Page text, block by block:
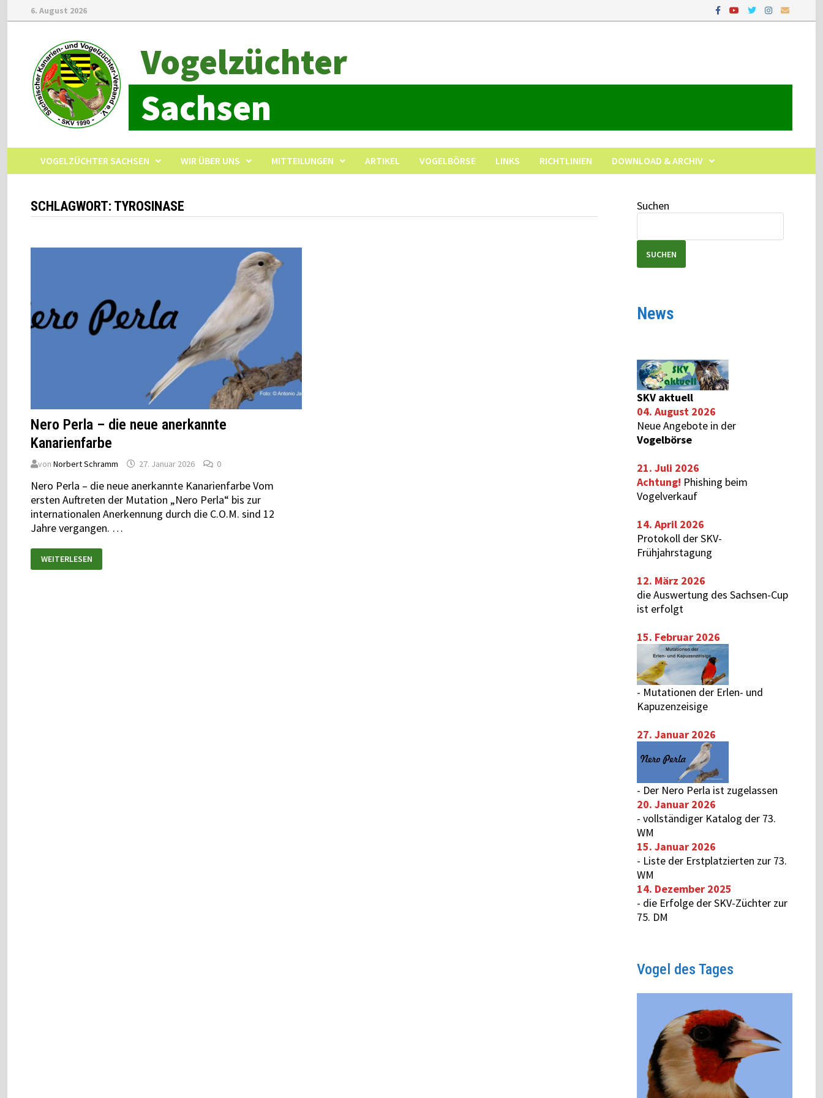
6. August 2026
Vogelzüchter
Sachsen
VOGELZÜCHTER SACHSEN WIR ÜBER UNS MITTEILUNGEN ARTIKEL VOGELBÖRSE LINKS RICHTLINIEN DOWNLOAD & ARCHIV
SCHLAGWORT: TYROSINASE
Nero Perla – die neue anerkannte
Kanarienfarbe
von Norbert Schramm 27. Januar 2026 0
Nero Perla – die neue anerkannte Kanarienfarbe Vom
ersten Auftreten der Mutation „Nero Perla“ bis zur
internationalen Anerkennung durch die C.O.M. sind 12
Jahre vergangen. …
WEITERLESEN
Suchen
SUCHEN
News
SKV aktuell
04. August 2026
Neue Angebote in der
Vogelbörse
21. Juli 2026
Achtung! Phishing beim
Vogelverkauf
14. April 2026
Protokoll der SKV-
Frühjahrstagung
12. März 2026
die Auswertung desSachsen-Cup
ist erfolgt
15. Februar 2026
- Mutationen der Erlen- und
Kapuzenzeisige
27. Januar 2026
- Der Nero Perla ist zugelassen
20. Januar 2026
-vollständiger Katalog der 73.
WM
15. Januar 2026
- Liste der Erstplatzierten zur 73.
WM
14. Dezember 2025
- die Erfolge der SKV-Züchter zur
75. DM
Vogel des Tages